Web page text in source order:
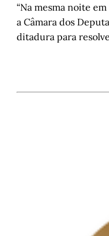
“Na mesma noite
a Câmara dos
ditadura para